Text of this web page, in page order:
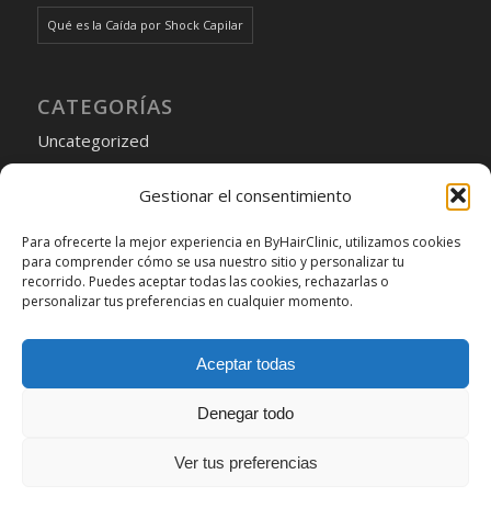
Gestionar el consentimiento
Para ofrecerte la mejor experiencia en ByHairClinic, utilizamos cookies
para comprender cómo se usa nuestro sitio y personalizar tu
recorrido. Puedes aceptar todas las cookies, rechazarlas o
personalizar tus preferencias en cualquier momento.
Aceptar todas
Denegar todo
Ver tus preferencias
Qué es la Caída por Shock Capilar
CATEGORÍAS
Uncategorized
Elegir
un